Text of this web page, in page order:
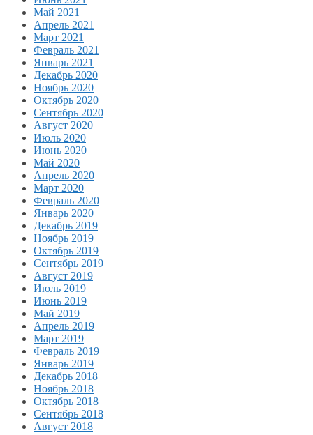
Май 2021
Апрель 2021
Март 2021
Февраль 2021
Январь 2021
Декабрь 2020
Ноябрь 2020
Октябрь 2020
Сентябрь 2020
Август 2020
Июль 2020
Июнь 2020
Май 2020
Апрель 2020
Март 2020
Февраль 2020
Январь 2020
Декабрь 2019
Ноябрь 2019
Октябрь 2019
Сентябрь 2019
Август 2019
Июль 2019
Июнь 2019
Май 2019
Апрель 2019
Март 2019
Февраль 2019
Январь 2019
Декабрь 2018
Ноябрь 2018
Октябрь 2018
Сентябрь 2018
Август 2018